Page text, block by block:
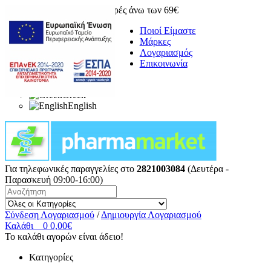
Δωρεάν μεταφορικά για αγορές άνω των 69€
Ποιοί Είμαστε
Μάρκες
Λογαριασμός
Επικοινωνία
Greek
English
Για τηλεφωνικές παραγγελίες στο 2821003084 (Δευτέρα -
Παρασκευή 09:00-16:00)
Σύνδεση Λογαριασμού / Δημιουργία Λογαριασμού
Καλάθι
0 0,00€
Το καλάθι αγορών είναι άδειο!
Κατηγορίες